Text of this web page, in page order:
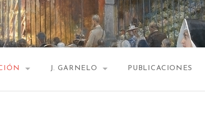
J. GARNELO PUBLICACIONES